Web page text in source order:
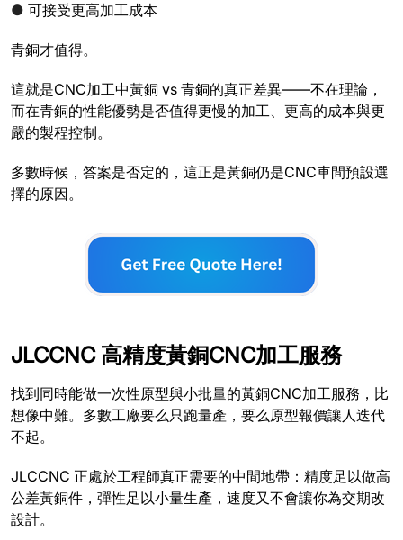
● 可接受更高加工成本
青銅才值得。
這就是CNC加工中黃銅 vs 青銅的真正差異——不在理論，
而在青銅的性能優勢是否值得更慢的加工、更高的成本與更
嚴的製程控制。
多數時候，答案是否定的，這正是黃銅仍是CNC車間預設選
擇的原因。
JLCCNC 高精度黃銅CNC加工服務
找到同時能做一次性原型與小批量的黃銅CNC加工服務，比
想像中難。多數工廠要么只跑量產，要么原型報價讓人迭代
不起。
JLCCNC 正處於工程師真正需要的中間地帶：精度足以做高
公差黃銅件，彈性足以小量生產，速度又不會讓你為交期改
設計。